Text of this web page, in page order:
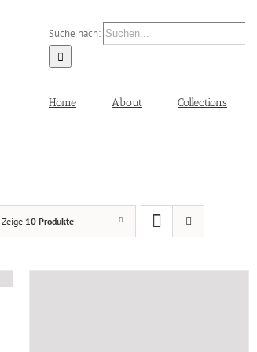
Suche nach:
Home About Collections
Zeige 10 Produkte